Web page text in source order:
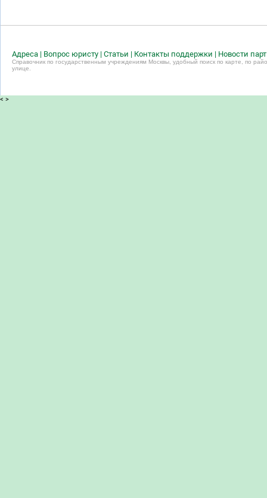
Адреса | Вопрос юристу | Статьи | Контакты поддержки | Новости
Справочник по государственным учреждениям Москвы, удобный поиск по карте, по
улице.
< >